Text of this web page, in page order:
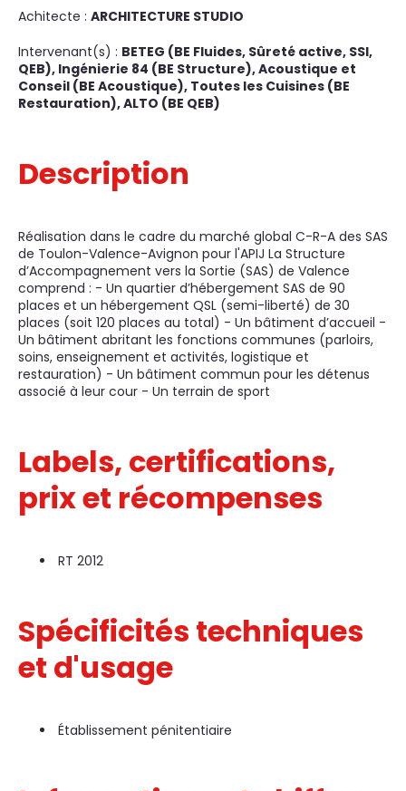
Achitecte : ARCHITECTURE STUDIO
Intervenant(s) : BETEG (BE Fluides, Sûreté active, SSI,
QEB), Ingénierie 84 (BE Structure), Acoustique et
Conseil (BE Acoustique), Toutes les Cuisines (BE
Restauration), ALTO (BE QEB)
Description
Réalisation dans le cadre du marché global C-R-A des SAS
de Toulon-Valence-Avignon pour l'APIJ La Structure
d’Accompagnement vers la Sortie (SAS) de Valence
comprend : - Un quartier d’hébergement SAS de 90
places et un hébergement QSL (semi-liberté) de 30
places (soit 120 places au total) - Un bâtiment d’accueil -
Un bâtiment abritant les fonctions communes (parloirs,
soins, enseignement et activités, logistique et
restauration) - Un bâtiment commun pour les détenus
associé à leur cour - Un terrain de sport
Labels, certifications,
prix et récompenses
RT 2012
Spécificités techniques
et d'usage
Établissement pénitentiaire